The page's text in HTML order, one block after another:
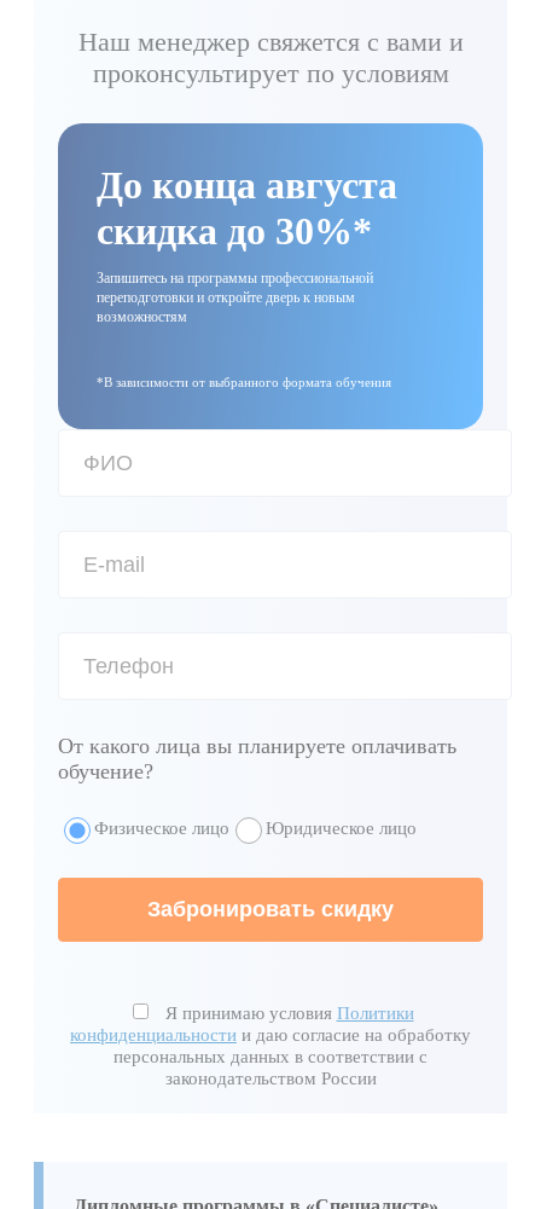
Наш менеджер свяжется с вами и
проконсультирует по условиям
До конца августа
скидка до 30%*
Запишитесь на программы профессиональной
переподготовки и откройте дверь к новым
возможностям
*В зависимости от выбранного формата обучения
От какого лица вы планируете оплачивать
обучение?
Физическое лицо Юридическое лицо
Забронировать скидку
Я принимаю условия Политики
конфиденциальности и даю согласие на обработку
персональных данных в соответствии с
законодательством России